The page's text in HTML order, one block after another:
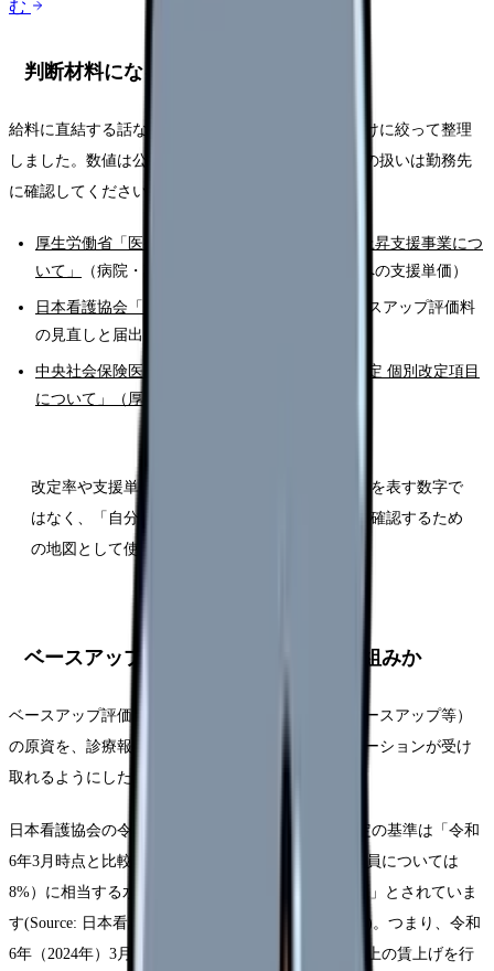
む
判断材料になる一次情報
給料に直結する話なので、根拠は公的な一次情報だけに絞って整理
しました。数値は公表時点のもので、自分の職場での扱いは勤務先
に確認してください。
厚生労働省「医療機関等における賃上げ・物価上昇支援事業につ
いて」
（病院・診療所・訪問看護ステーションへの支援単価）
日本看護協会「令和8年度診療報酬改定」
（ベースアップ評価料
の見直しと届出）
中央社会保険医療協議会「令和8年度診療報酬改定 個別改定項目
について」（厚生労働省）
改定率や支援単価は、「自分がいくら上がるか」を表す数字で
はなく、「自分の職場がどの仕組みの対象か」を確認するため
の地図として使う。
ベースアップ評価料とは、どういう仕組みか
ベースアップ評価料は、看護職員などの賃上げ（ベースアップ等）
の原資を、診療報酬として医療機関や訪問看護ステーションが受け
取れるようにした仕組みです。
日本看護協会の令和8年度改定の説明によると、算定の基準は「令和
6年3月時点と比較して、5.5%（看護補助者、事務職員については
8%）に相当する水準以上のベア等を行っていれば可」とされていま
す(Source: 日本看護協会「令和8年度診療報酬改定」)。つまり、令和
6年（2024年）3月を起点に、看護職員で5.5%相当以上の賃上げを行